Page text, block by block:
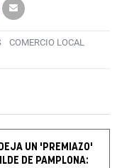
COMERCIO LOCAL
UN 'PREMIAZO'
DE PAMPLONA: